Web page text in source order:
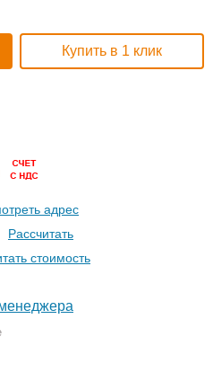
Купить в 1 клик
адрес
Расcчитать
стоимость